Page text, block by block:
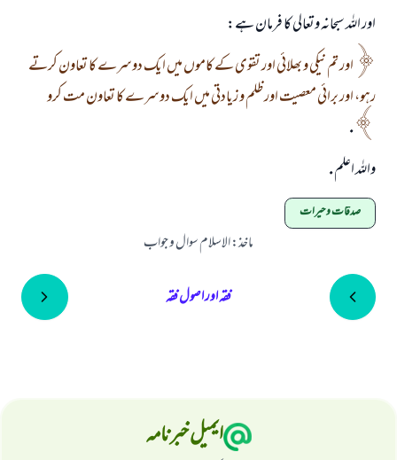
اور اللہ سبحانہ وتعالى كا فرمان ہے:
اور تم نيكى و بھلائى اور تقوى كے كاموں ميں ايك دوسرے كا تعاون كرتے
رہو، اور برائى معصيت اور ظلم و زيادتى ميں ايك دوسرے كا تعاون مت كرو
.
واللہ اعلم .
صدقات و خیرات
ماخذ:الاسلام سوال و جواب
فقہ اور اصول فقہ
ایمیل خبرنامہ